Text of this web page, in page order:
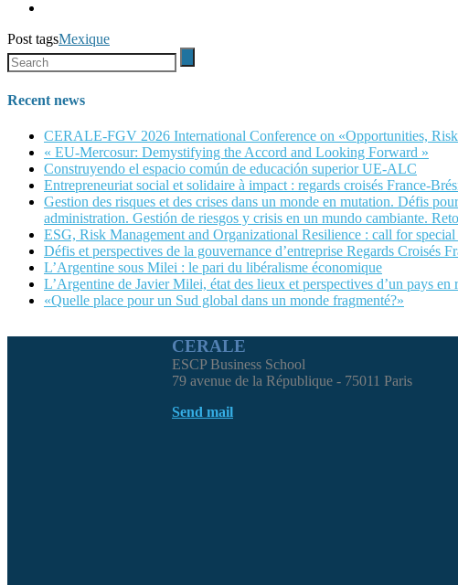
Post tagsMexique
Recent news
CERALE-FGV 2026 International Conference on «Opportunities,
« EU-Mercosur: Demystifying the Accord and Looking Forward »
Construyendo el espacio común de educación superior UE-ALC
Entrepreneuriat social et solidaire à impact : regards croisés France-
Gestion des risques et des crises dans un monde en mutation. Défis
administration. Gestión de riesgos y crisis en un mundo cambiante.
ESG, Risk Management and Organizational Resilience : call for
Défis et perspectives de la gouvernance d’entreprise Regards Croisés
L’Argentine sous Milei : le pari du libéralisme économique
L’Argentine de Javier Milei, état des lieux et perspectives d’un pays en
«Quelle place pour un Sud global dans un monde fragmenté?»
CERALE
ESCP Business School
79 avenue de la République - 75011 Paris
Send mail